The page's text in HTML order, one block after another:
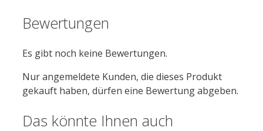
Bewertungen
Es gibt noch keine Bewertungen.
Nur angemeldete Kunden, die dieses Produkt
gekauft haben, dürfen eine Bewertung abgeben.
Das könnte Ihnen auch